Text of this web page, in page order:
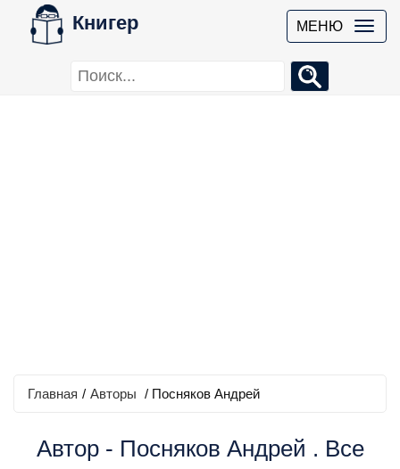
Книгер МЕНЮ
Главная / Авторы / Посняков Андрей
Автор - Посняков Андрей . Все